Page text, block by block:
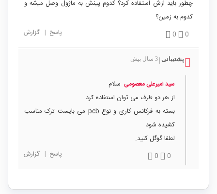
چطور باید ازش استفاده کرد؟ کدوم پینش به ماژول وصل میشه و
کدوم به زمین؟
0
0 پاسخ | گزارش
پشتیبانی 3 سال پیش
سید امیرعلی معصومی سلام
از هر دو طرف می توان استفاده کرد
بسته به فرکانس کاری و نوع pcb می بایست ترک مناسب
کشیده شود
لطفا گوگل کنید.
0
0 پاسخ | گزارش